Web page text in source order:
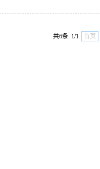
共6条 1/1
首页